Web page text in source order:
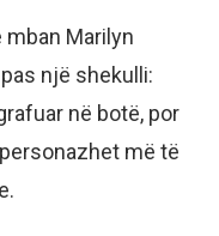
Marilyn
një shekulli:
në botë, por
më të